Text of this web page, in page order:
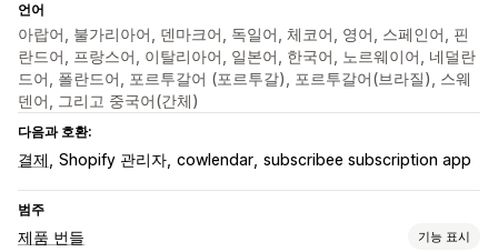
언어
아랍어, 불가리아어, 덴마크어, 독일어, 체코어, 영어, 스페인어, 핀
란드어, 프랑스어, 이탈리아어, 일본어, 한국어, 노르웨이어, 네덜란
드어, 폴란드어, 포르투갈어 (포르투갈), 포르투갈어(브라질), 스웨
덴어, 그리고 중국어(간체)
다음과 호환:
결제 Shopify 관리자 cowlendar subscribee subscription app
범주
제품 번들 기능 표시